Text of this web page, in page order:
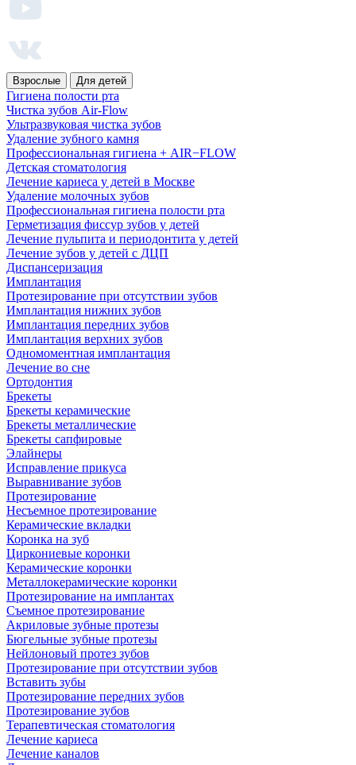
Взрослые Для детей
Гигиена полости рта
Чистка зубов Air-Flow
Ультразвуковая чистка зубов
Удаление зубного камня
Профессиональная гигиена + AIR−FLOW
Детская стоматология
Лечение кариеса у детей в Москве
Удаление молочных зубов
Профессиональная гигиена полости рта
Герметизация фиссур зубов у детей
Лечение пульпита и периодонтита у детей
Лечение зубов у детей с ДЦП
Диспансеризация
Имплантация
Протезирование при отсутствии зубов
Имплантация нижних зубов
Имплантация передних зубов
Имплантация верхних зубов
Одномоментная имплантация
Лечение во сне
Ортодонтия
Брекеты
Брекеты керамические
Брекеты металлические
Брекеты сапфировые
Элайнеры
Исправление прикуса
Выравнивание зубов
Протезирование
Несъемное протезирование
Керамические вкладки
Коронка на зуб
Циркониевые коронки
Керамические коронки
Металлокерамические коронки
Протезирование на имплантах
Съемное протезирование
Акриловые зубные протезы
Бюгельные зубные протезы
Нейлоновый протез зубов
Протезирование при отсутствии зубов
Вставить зубы
Протезирование передних зубов
Протезирование зубов
Терапевтическая стоматология
Лечение кариеса
Лечение каналов